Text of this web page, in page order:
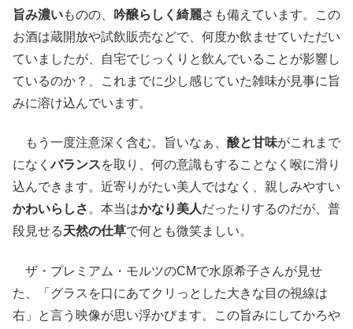
旨み濃いものの、 吟醸らしく綺麗さも備えています。この
お酒は蔵開放や試飲販売などで、何度か飲ませていただい
ていましたが、自宅でじっくりと飲んでいることが影響し
ているのか？、これまでに少し感じていた雑味が見事に旨
みに溶け込んでいます。
もう一度注意深く含む。旨いなぁ、 酸と甘味がこれまで
になくバランスを取り、何の意識もすることなく喉に滑り
込んできます。近寄りがたい美人ではなく、親しみやすい
かわいらしさ 。本当はかなり美人だったりするのだが、普
段見せる天然の仕草で何とも微笑ましい。
ザ・プレミアム・モルツのCMで水原希子さんが見せ
た、「グラスを口にあてクリっとした大きな目の視線は
右」と言う映像が思い浮かびます。この旨みにしてかろや